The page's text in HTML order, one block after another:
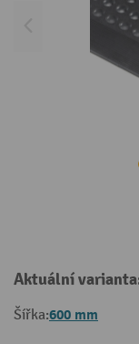
Aktuální
Šířka:600 mm